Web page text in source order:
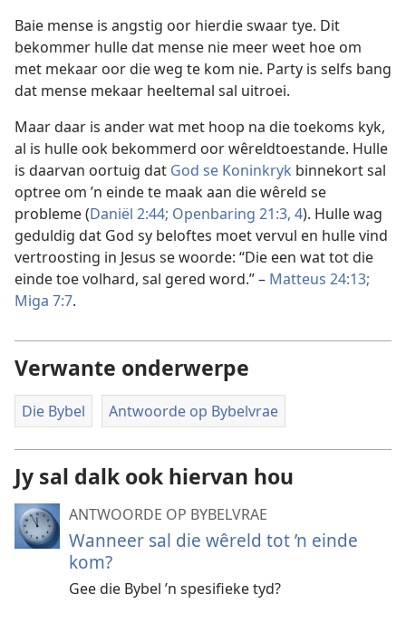
Baie mense is angstig oor hierdie swaar tye. Dit
bekommer hulle dat mense nie meer weet hoe om
met mekaar oor die weg te kom nie. Party is selfs bang
dat mense mekaar heeltemal sal uitroei.
Maar daar is ander wat met hoop na die toekoms kyk,
al is hulle ook bekommerd oor wêreldtoestande. Hulle
is daarvan oortuig dat God se Koninkryk binnekort sal
optree om ’n einde te maak aan die wêreld se
probleme (Daniël 2:44; Openbaring 21:3, 4). Hulle wag
geduldig dat God sy beloftes moet vervul en hulle vind
vertroosting in Jesus se woorde: “Die een wat tot die
einde toe volhard, sal gered word.” – Matteus 24:13;
Miga 7:7.
Verwante onderwerpe
Die Bybel Antwoorde op Bybelvrae
Jy sal dalk ook hiervan hou
ANTWOORDE OP BYBELVRAE
Wanneer sal die wêreld tot ’n einde
kom?
Gee die Bybel ’n spesifieke tyd?